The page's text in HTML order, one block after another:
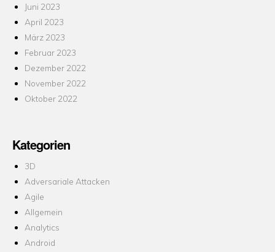
Juni 2023
April 2023
März 2023
Februar 2023
Dezember 2022
November 2022
Oktober 2022
Kategorien
3D
Adversariale Attacken
Agile
Allgemein
Analytics
Android